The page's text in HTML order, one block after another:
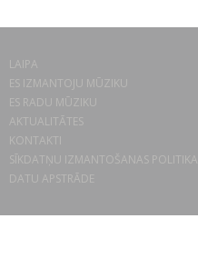
LAIPA
ES IZMANTOJU MŪZIKU
ES RADU MŪZIKU
AKTUALITĀTES
KONTAKTI
SĪKDATŅU IZMANTOŠANAS POLITIKA
DATU APSTRĀDE